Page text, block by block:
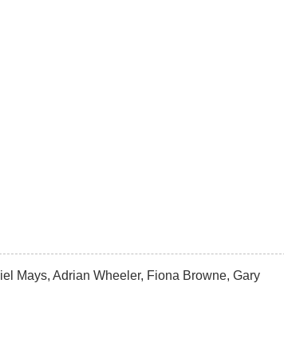
Mays, Adrian Wheeler, Fiona Browne, Gary